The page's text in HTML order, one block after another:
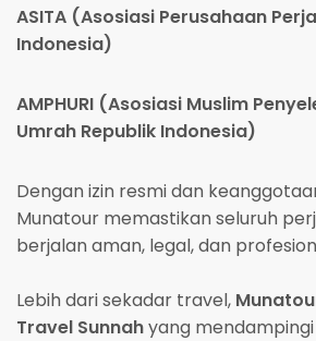
ASITA (Asosiasi Perusahaan
Indonesia)
AMPHURI (Asosiasi Muslim
Umrah Republik Indonesia)
Dengan izin resmi dan
Munatour memastikan seluruh
berjalan aman, legal, dan
Lebih dari sekadar travel,
Travel Sunnahyang